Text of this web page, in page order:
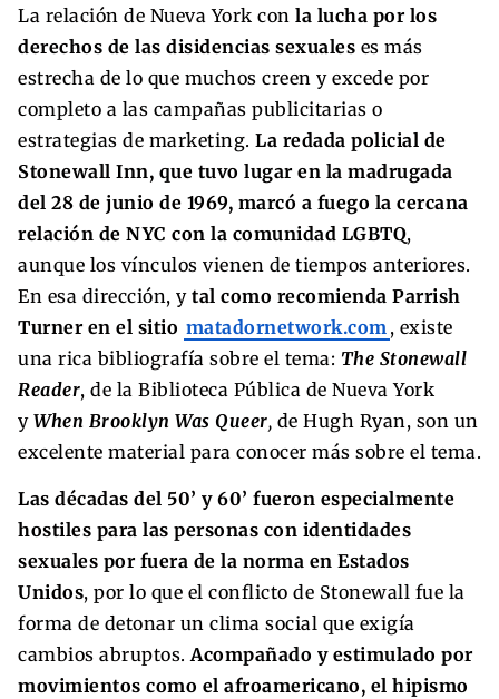
La relación de Nueva York con la lucha por los
derechos de las disidencias sexuales es más
estrecha de lo que muchos creen y excede por
completo a las campañas publicitarias o
estrategias de marketing. La redada policial de
Stonewall Inn, que tuvo lugar en la madrugada
del 28 de junio de 1969, marcó a fuego la cercana
relación de NYC con la comunidad LGBTQ,
aunque los vínculos vienen de tiempos anteriores.
En esa dirección, y tal como recomienda Parrish
Turner en el sitio matadornetwork.com , existe
una rica bibliografía sobre el tema: The Stonewall
Reader, de la Biblioteca Pública de Nueva York
y When Brooklyn Was Queer, de Hugh Ryan, son un
excelente material para conocer más sobre el tema.
Las décadas del 50’ y 60’ fueron especialmente
hostiles para las personas con identidades
sexuales por fuera de la norma en Estados
Unidos, por lo que el conflicto de Stonewall fue la
forma de detonar un clima social que exigía
cambios abruptos. Acompañado y estimulado por
movimientos como el afroamericano, el hipismo